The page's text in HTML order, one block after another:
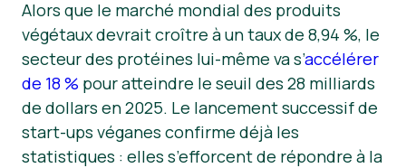
Obtenir la certification V-Label
Espace client
Nouvelles
Matériel de presse
Alors que le marché mondial des produits
végétaux devrait croître à un taux de 8,94 %, le
secteur des protéines lui-même va s’accélérer
de 18 % pour atteindre le seuil des 28 milliards
de dollars en 2025. Le lancement successif de
start-ups véganes confirme déjà les
statistiques : elles s’efforcent de répondre à la